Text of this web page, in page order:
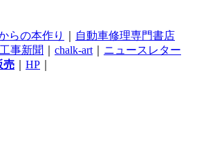
らの本作り
自動車修理専門書店
事新聞 chalk-art
ニュースレター
売 HP